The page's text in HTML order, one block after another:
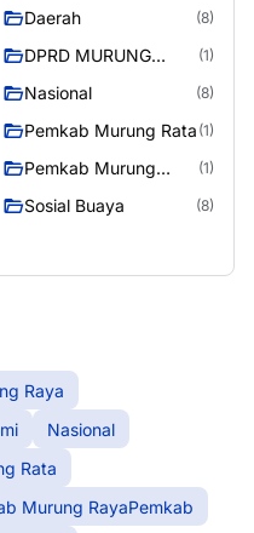
Daerah (8)
DPRD MURUNG
(1)
Nasional (8)
Pemkab Murung Rata (1)
Pemkab Murung
(1)
Sosial Buaya (8)
Raya
Nasional
Rata
Murung RayaPemkab